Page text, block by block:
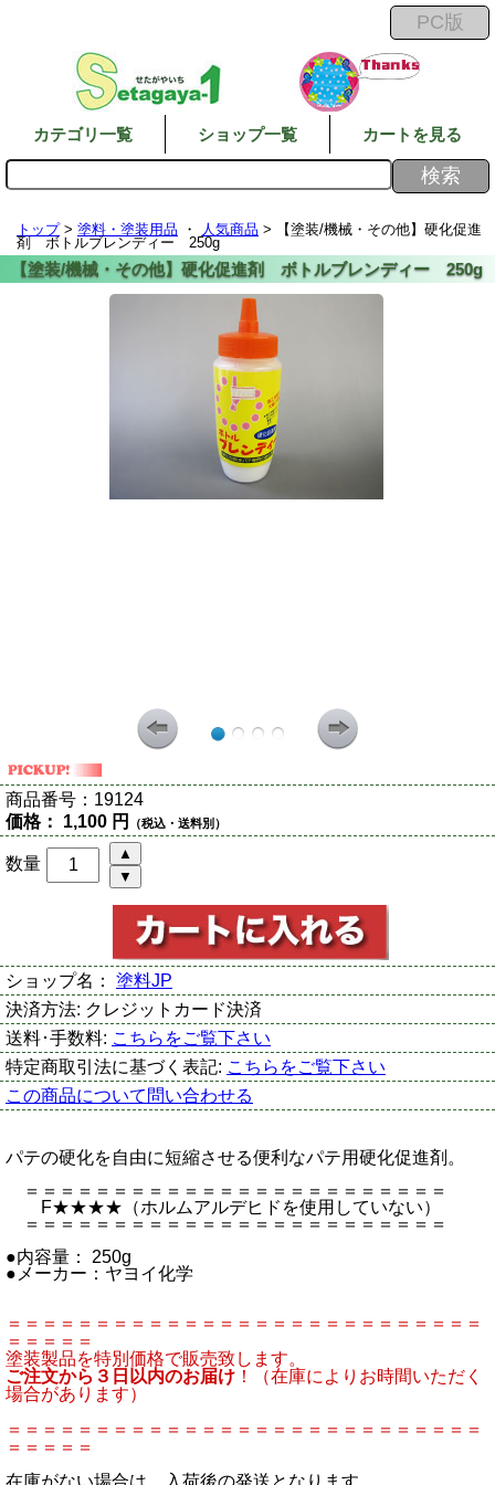
カテゴリ一覧 ショップ一覧 カートを見る
トップ> 塗料・塗装用品 ・ 人気商品 > 【塗装/機械・その他】硬化促進
剤 ボトルブレンディー 250g
商品番号： 19124
価格： 1,100 円 （税込・送料別）
数量
ショップ名： 塗料JP
決済方法: クレジットカード決済
送料･手数料: こちらをご覧下さい
特定商取引法に基づく表記: こちらをご覧下さい
この商品について問い合わせる
パテの硬化を自由に短縮させる便利なパテ用硬化促進剤。
＝＝＝＝＝＝＝＝＝＝＝＝＝＝＝＝＝＝＝＝＝＝＝＝
F★★★★（ホルムアルデヒドを使用していない）
＝＝＝＝＝＝＝＝＝＝＝＝＝＝＝＝＝＝＝＝＝＝＝＝
●内容量： 250g
●メーカー：ヤヨイ化学
＝＝＝＝＝＝＝＝＝＝＝＝＝＝＝＝＝＝＝＝＝＝＝＝＝＝＝
＝＝＝＝＝
塗装製品を特別価格で販売致します。
ご注文から３日以内のお届け ！（在庫によりお時間いただく
場合があります）
＝＝＝＝＝＝＝＝＝＝＝＝＝＝＝＝＝＝＝＝＝＝＝＝＝＝＝
＝＝＝＝＝
在庫がない場合は、入荷後の発送となります。